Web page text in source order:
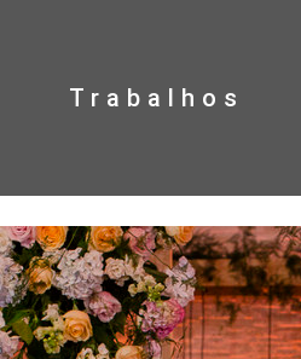
Trabalhos